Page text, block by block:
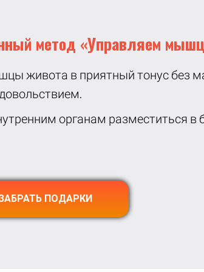
метод «Управляем
живота в приятный тонус без
органам разместиться
ПОДАРКИ